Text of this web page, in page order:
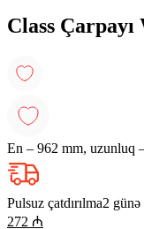
Class Çarpayı
En – 962 mm, uzunluq
Pulsuz çatdırılma2
272 ₼